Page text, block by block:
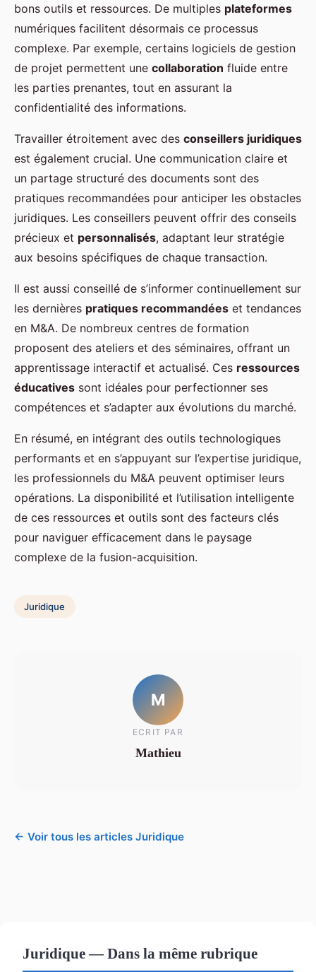
bons outils et ressources. De multiples plateformes
numériques facilitent désormais ce processus
complexe. Par exemple, certains logiciels de gestion
de projet permettent une collaboration fluide entre
les parties prenantes, tout en assurant la
confidentialité des informations.
Travailler étroitement avec des conseillers juridiques
est également crucial. Une communication claire et
un partage structuré des documents sont des
pratiques recommandées pour anticiper les obstacles
juridiques. Les conseillers peuvent offrir des conseils
précieux et personnalisés, adaptant leur stratégie
aux besoins spécifiques de chaque transaction.
Il est aussi conseillé de s’informer continuellement sur
les dernières pratiques recommandées et tendances
en M&A. De nombreux centres de formation
proposent des ateliers et des séminaires, offrant un
apprentissage interactif et actualisé. Ces ressources
éducatives sont idéales pour perfectionner ses
compétences et s’adapter aux évolutions du marché.
En résumé, en intégrant des outils technologiques
performants et en s’appuyant sur l’expertise juridique,
les professionnels du M&A peuvent optimiser leurs
opérations. La disponibilité et l’utilisation intelligente
de ces ressources et outils sont des facteurs clés
pour naviguer efficacement dans le paysage
complexe de la fusion-acquisition.
Juridique
M
ECRIT PAR
Mathieu
← Voir tous les articles Juridique
Juridique — Dans la même rubrique